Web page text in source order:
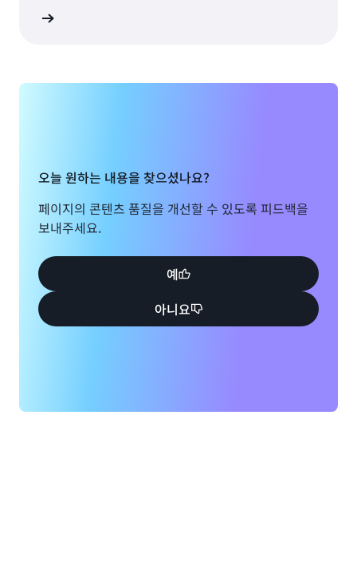
오늘 원하는 내용을 찾으셨나요?
페이지의 콘텐츠 품질을 개선할 수 있도록 피드백을
보내주세요.
예
아니요